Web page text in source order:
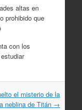
altas en
prohibido que
con los
el misterio de la
neblina de Titán →